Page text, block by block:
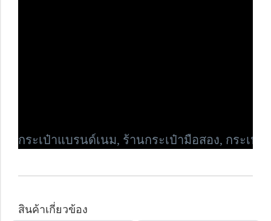
กระเป๋าแบรนด์เนม, ร้านกระเป๋ามือสอง, กระเป๋
สินค้าเกี่ยวข้อง